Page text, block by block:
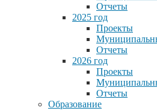
Отчеты
2025 год
Проекты
Отчеты
2026 год
Проекты
Отчеты
Образование